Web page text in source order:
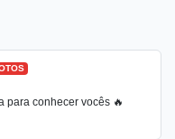
para conhecer vocês 🔥